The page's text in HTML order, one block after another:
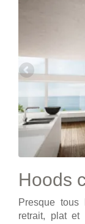
Hoods
Presque tous
retrait, plat et